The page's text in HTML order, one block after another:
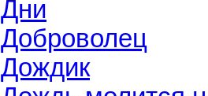
Дни
Доброволец
Дождик